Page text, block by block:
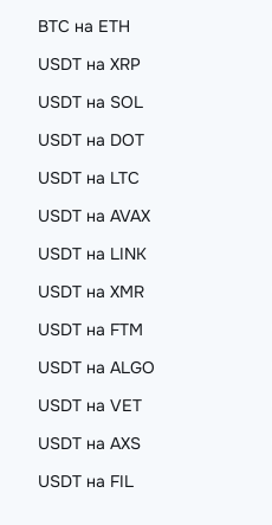
BTC на ETH
USDT на XRP
USDT на SOL
USDT на DOT
USDT на LTC
USDT на AVAX
USDT на LINK
USDT на XMR
USDT на FTM
USDT на ALGO
USDT на VET
USDT на AXS
USDT на FIL